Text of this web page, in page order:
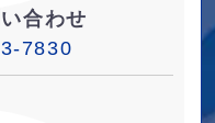
合わせ
7830